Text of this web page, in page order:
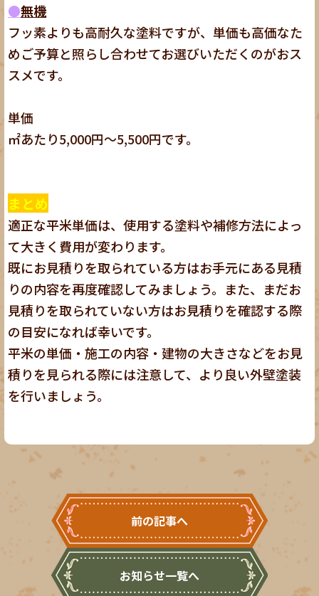
●無機
フッ素よりも高耐久な塗料ですが、単価も高価なた
めご予算と照らし合わせてお選びいただくのがおス
スメです。
単価
㎡あたり5,000円～5,500円です。
まとめ
適正な平米単価は、使用する塗料や補修方法によっ
て大きく費用が変わります。
既にお見積りを取られている方はお手元にある見積
りの内容を再度確認してみましょう。また、まだお
見積りを取られていない方はお見積りを確認する際
の目安になれば幸いです。
平米の単価・施工の内容・建物の大きさなどをお見
積りを見られる際には注意して、より良い外壁塗装
を行いましょう。
前の記事へ
お知らせ一覧へ